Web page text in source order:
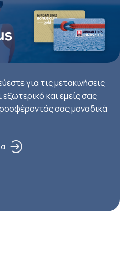
για τις μετακινήσεις
και εμείς σας
σας μοναδικά